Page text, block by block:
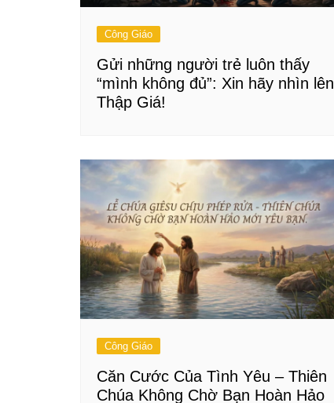
Công Giáo
Gửi những người trẻ luôn thấy
“mình không đủ”: Xin hãy nhìn lên
Thập Giá!
Công Giáo
Căn Cước Của Tình Yêu – Thiên
Chúa Không Chờ Bạn Hoàn Hảo